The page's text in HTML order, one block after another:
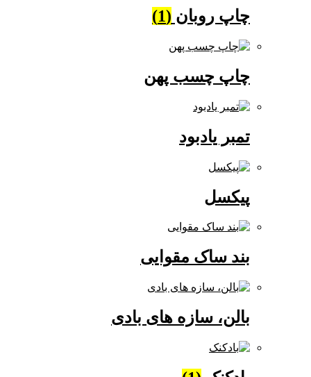
چاپ روبان(1)
چاپ چسب پهن
تمبر یادبود
بند ساک مقوایی
بالن، سازه های بادی